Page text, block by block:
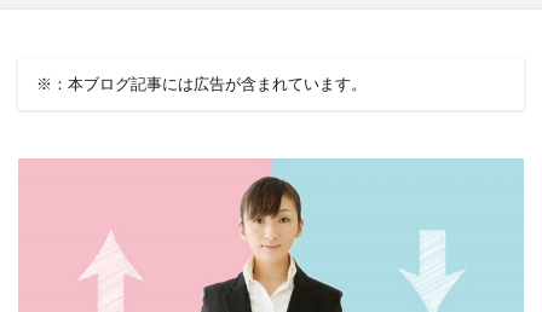
※：本ブログ記事には広告が含まれています。